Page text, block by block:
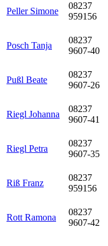
Peller Simone
08237
959156
Posch Tanja
08237
9607-40
Pußl Beate
08237
9607-26
Riegl Johanna
08237
9607-41
Riegl Petra
08237
9607-35
Riß Franz
08237
959156
Rott Ramona
08237
9607-42